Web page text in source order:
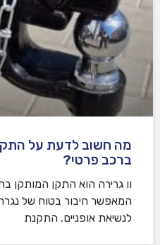
מה חשוב לדעת על
ברכב פרטי?
וו גרירה הוא התקן המותקן
המאפשר חיבור בטוח של
לנשיאת אופניים. התקנת